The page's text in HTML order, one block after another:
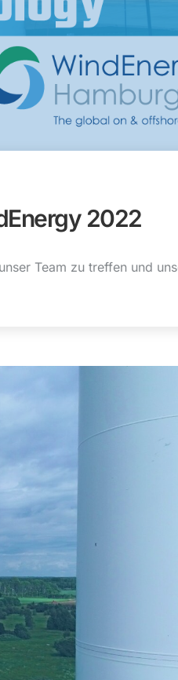
2022
Team zu treffen und